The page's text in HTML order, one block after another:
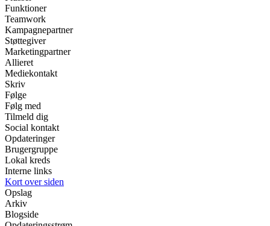
Funktioner
Teamwork
Kampagnepartner
Støttegiver
Marketingpartner
Allieret
Mediekontakt
Skriv
Følge
Følg med
Tilmeld dig
Social kontakt
Opdateringer
Brugergruppe
Lokal kreds
Interne links
Kort over siden
Opslag
Arkiv
Blogside